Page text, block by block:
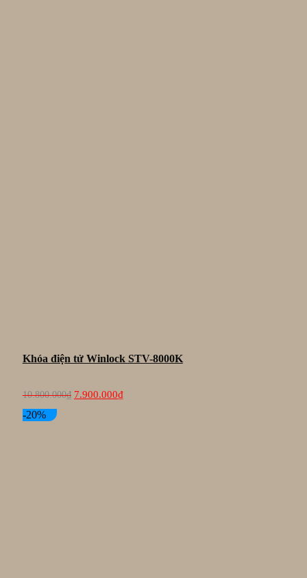
Khóa điện tử Winlock STV-8000K
10.800.000₫
Giá
gốc
7.900.000₫Giá
hiện
-20%